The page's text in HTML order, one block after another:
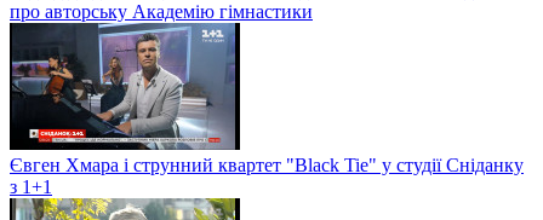
про авторську Академію гімнастики
Євген Хмара і струнний квартет "Black Tie" у студії Сніданку
з 1+1